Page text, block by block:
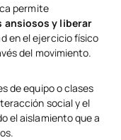
permite
ansiosos y liberar
en el ejercicio físico
del movimiento.
de equipo o clases
social y el
el aislamiento que a